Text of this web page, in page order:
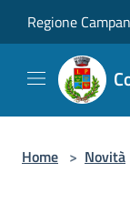
Regione
Home > Novità